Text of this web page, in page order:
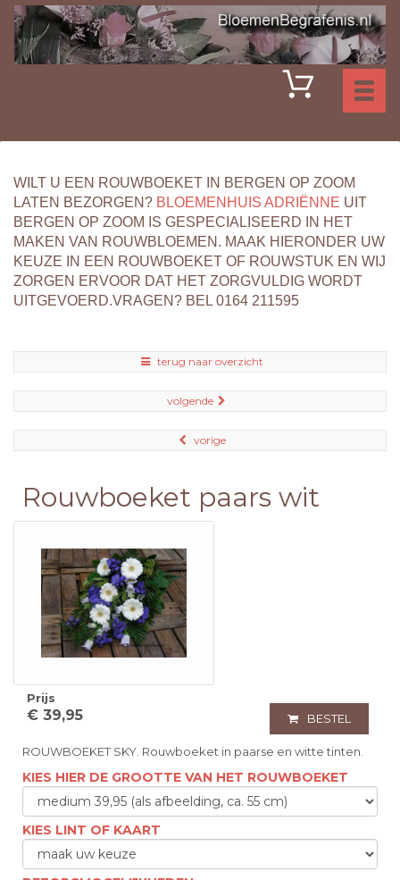
WILT U EEN ROUWBOEKET IN BERGEN OP ZOOM
LATEN BEZORGEN? BLOEMENHUIS ADRIËNNE UIT
BERGEN OP ZOOM IS GESPECIALISEERD IN HET
MAKEN VAN ROUWBLOEMEN. MAAK HIERONDER UW
KEUZE IN EEN ROUWBOEKET OF ROUWSTUK EN WIJ
ZORGEN ERVOOR DAT HET ZORGVULDIG WORDT
UITGEVOERD.VRAGEN? BEL 0164 211595
terug naar overzicht
volgende
vorige
Rouwboeket paars wit
Prijs
€ 39,95 BESTEL
ROUWBOEKET SKY. Rouwboeket in paarse en witte tinten.
KIES HIER DE GROOTTE VAN HET ROUWBOEKET
KIES LINT OF KAART